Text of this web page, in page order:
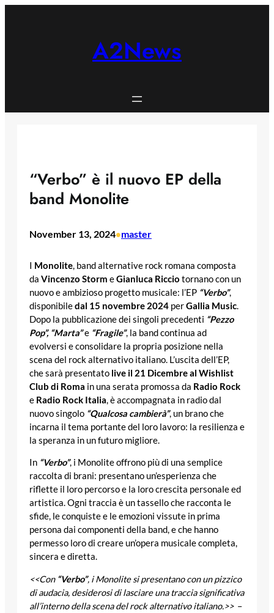
A2News
“Verbo” è il nuovo EP della
band Monolite
November 13, 2024•master
I Monolite, band alternative rock romana composta
da Vincenzo Storm eGianluca Riccio tornano con un
nuovo e ambizioso progetto musicale: l’EP “Verbo”,
disponibiledal 15 novembre 2024 perGallia Music.
Dopo la pubblicazione dei singoli precedenti “Pezzo
Pop”, “Marta”e “Fragile”, la band continua ad
evolversi e consolidare la propria posizione nella
scena del rock alternativo italiano. L’uscita dell’EP,
che sarà presentato live il 21 Dicembre al Wishlist
Club di Roma in una serata promossa da Radio Rock
e Radio Rock Italia, è accompagnata in radio dal
nuovo singolo “Qualcosa cambierà”, un brano che
incarna il tema portante del loro lavoro: la resilienza e
la speranza in un futuro migliore.
In “Verbo”, i Monolite offrono più di una semplice
raccolta di brani: presentano un’esperienza che
riflette il loro percorso e la loro crescita personale ed
artistica. Ogni traccia è un tassello che racconta le
sfide, le conquiste e le emozioni vissute in prima
persona dai componenti della band, e che hanno
permesso loro di creare un’opera musicale completa,
sincera e diretta.
<<Con “Verbo”, i Monolite si presentano con un pizzico
di audacia, desiderosi di lasciare una traccia significativa
all’interno della scena del rock alternativo italiano.>>–